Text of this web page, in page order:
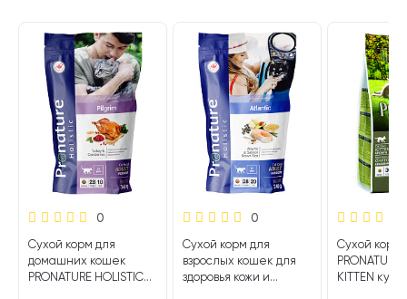
0
Сухой корм для
домашних кошек
PRONATURE HOLISTIC
0
Сухой корм для
взрослых кошек для
здоровья кожи и
Сухой корм
PRONATURE
KITTEN